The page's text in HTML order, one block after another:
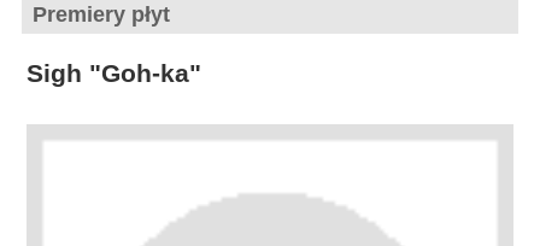
Premiery płyt
Sigh "Goh-ka"